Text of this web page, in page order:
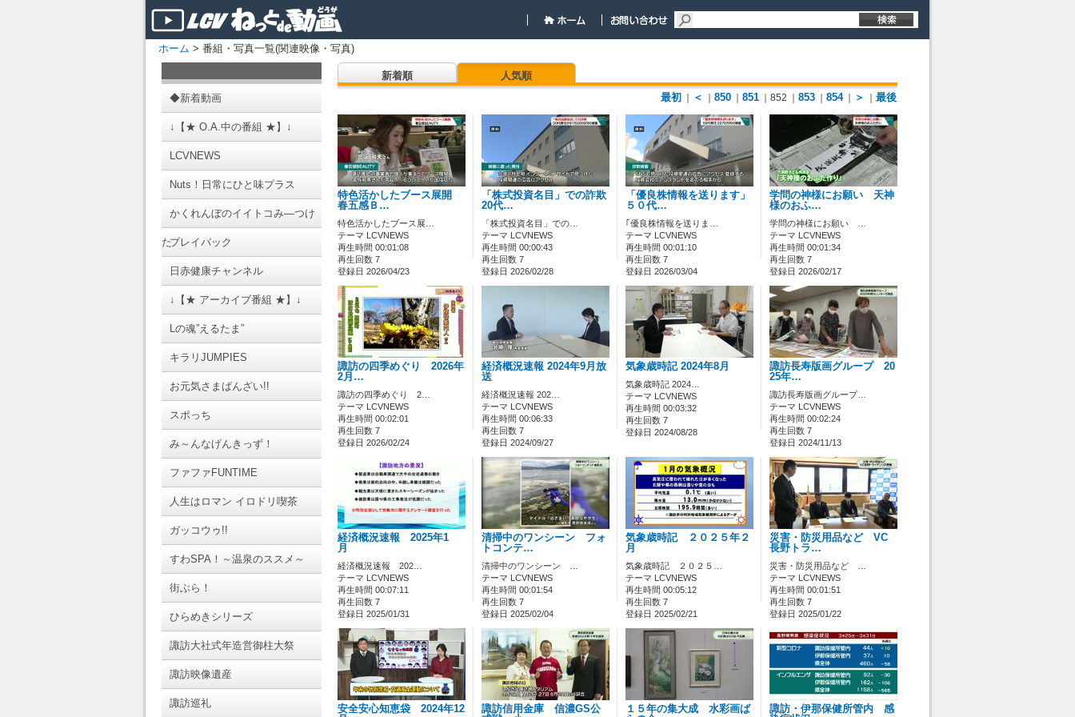
ホーム > 番組・写真一覧(関連映像・写真)
◆新着動画
↓【★ O.A.中の番組 ★】↓
LCVNEWS
Nuts！日常にひと味プラス
かくれんぼのイイトコみ―つけ
たプレイバック
日赤健康チャンネル
↓【★ アーカイブ番組 ★】↓
Lの魂”えるたま”
キラリJUMPIES
お元気さまばんざい!!
スポっち
み～んなげんきっず！
ファファFUNTIME
人生はロマン イロドリ喫茶
ガッコウゥ!!
すわSPA！～温泉のススメ～
街ぶら！
ひらめきシリーズ
諏訪大社式年造営御柱大祭
諏訪映像遺産
諏訪巡礼
新着順
人気順
最初
＜ 850 851 ｜852 853 854 ＞ 最後
特色活かしたブース展開
春五感Ｂ…
特色活かしたブース展…
テーマ LCVNEWS
再生時間 00:01:08
再生回数 7
登録日 2026/04/23
「株式投資名目」での詐欺
20代…
「株式投資名目」での…
テーマ LCVNEWS
再生時間 00:00:43
再生回数 7
登録日 2026/02/28
「優良株情報を送ります」
５０代…
｢優良株情報を送りま…
テーマ LCVNEWS
再生時間 00:01:10
再生回数 7
登録日 2026/03/04
学問の神様にお願い 天神
様のおふ…
学問の神様にお願い …
テーマ LCVNEWS
再生時間 00:01:34
再生回数 7
登録日 2026/02/17
諏訪の四季めぐり 2026年
2月…
諏訪の四季めぐり 2…
テーマ LCVNEWS
再生時間 00:02:01
再生回数 7
登録日 2026/02/24
経済概況速報 2024年9月放
送
経済概況速報 202…
テーマ LCVNEWS
再生時間 00:06:33
再生回数 7
登録日 2024/09/27
気象歳時記 2024年8月
気象歳時記 2024…
テーマ LCVNEWS
再生時間 00:03:32
再生回数 7
登録日 2024/08/28
諏訪長寿版画グループ 20
25年…
諏訪長寿版画グループ…
テーマ LCVNEWS
再生時間 00:02:24
再生回数 7
登録日 2024/11/13
経済概況速報 2025年1
月
経済概況速報 202…
テーマ LCVNEWS
再生時間 00:07:11
再生回数 7
登録日 2025/01/31
清掃中のワンシーン フォ
トコンテ…
清掃中のワンシーン …
テーマ LCVNEWS
再生時間 00:01:54
再生回数 7
登録日 2025/02/04
気象歳時記 ２０２５年２
月
気象歳時記 ２０２５…
テーマ LCVNEWS
再生時間 00:05:12
再生回数 7
登録日 2025/02/21
災害・防災用品など VC
長野トラ…
災害・防災用品など …
テーマ LCVNEWS
再生時間 00:01:51
再生回数 7
登録日 2025/01/22
安全安心知恵袋 2024年12
諏訪信用金庫 信濃GS公
１５年の集大成 水彩画ば
諏訪・伊那保健所管内 感